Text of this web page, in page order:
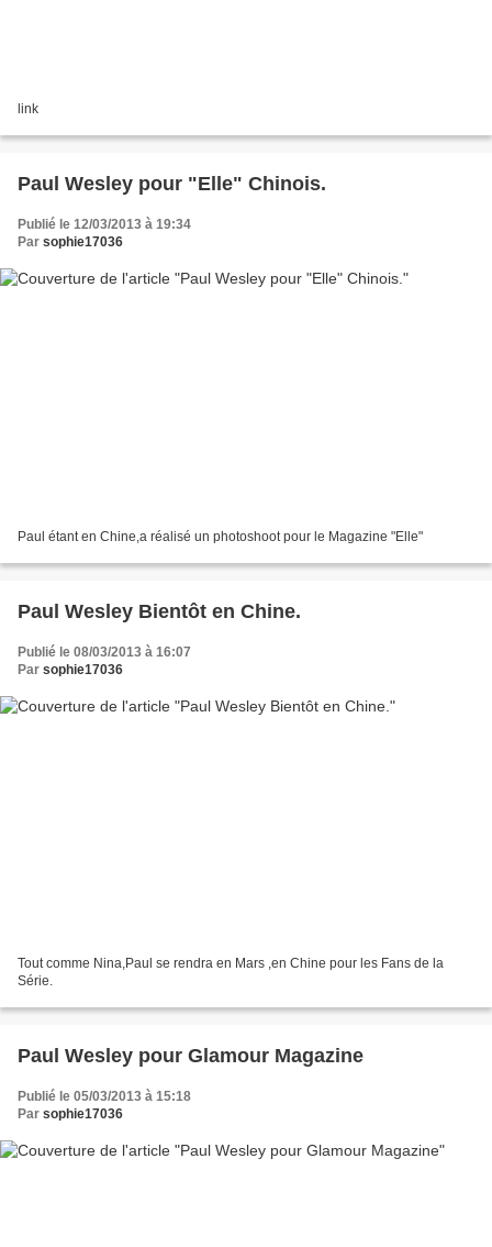
link
Paul Wesley pour "Elle" Chinois.
Publié le 12/03/2013 à 19:34
Par sophie17036
Paul étant en Chine,a réalisé un photoshoot pour le Magazine "Elle"
Paul Wesley Bientôt en Chine.
Publié le 08/03/2013 à 16:07
Par sophie17036
Tout comme Nina,Paul se rendra en Mars ,en Chine pour les Fans de la
Série.
Paul Wesley pour Glamour Magazine
Publié le 05/03/2013 à 15:18
Par sophie17036